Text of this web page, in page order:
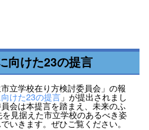
向けた23の提言
立学校在り方検討委員会」の報
けた23の提言」が提出されまし
会は本提言を踏まえ、未来のふ
見据えた市立学校のあるべき姿
いきます。ぜひご覧ください。